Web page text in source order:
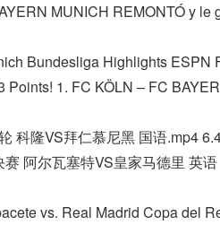
MUNICH REMONTÓ y le
Bundesliga Highlights ESPN
1. FC KÖLN – FC
科隆VS拜仁慕尼黑 国语.mp4
阿尔瓦塞特VS皇家马德里 英语
vs. Real Madrid Copa del